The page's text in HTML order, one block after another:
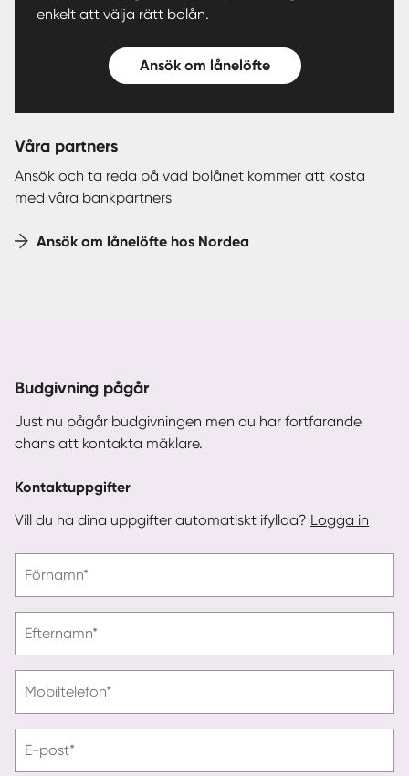
enkelt att välja rätt bolån.
Ansök om lånelöfte
Våra partners
Ansök och ta reda på vad bolånet kommer att kosta
med våra bankpartners
Ansök om lånelöfte hos Nordea
Budgivning pågår
Just nu pågår budgivningen men du har fortfarande
chans att kontakta mäklare.
Kontaktuppgifter
Vill du ha dina uppgifter automatiskt ifyllda? Logga in
ange
Förnamn*
ange
Efternamn*
ange
Mobiltelefon*
ange
E-post*